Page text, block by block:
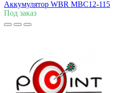
Аккумулятор WBR MBC12-115
Под заказ